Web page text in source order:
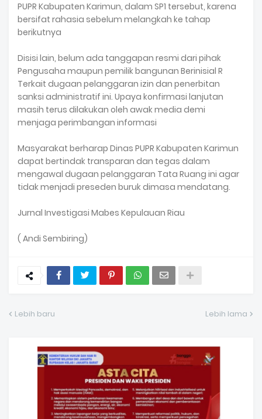
PUPR Kabupaten Karimun, dalam SP1 tersebut, karena
bersifat rahasia sebelum melangkah ke tahap
berikutnya
Disisi lain, belum ada tanggapan resmi dari pihak
Pengusaha maupun pemilik bangunan Berinisial R
Terkait dugaan pelanggaran izin dan penerbitan
sanksi administratif ini. Upaya konfirmasi lanjutan
masih terus dilakukan oleh awak media demi
menjaga perimbangan informasi
Masyarakat berharap Dinas PUPR Kabupaten Karimun
dapat bertindak transparan dan tegas dalam
mengawal dugaan pelanggaran Tata Ruang ini agar
tidak menjadi preseden buruk dimasa mendatang.
Jurnal Investigasi Mabes Kepulauan Riau
( Andi Sembiring)
Lebih baru Lebih lama